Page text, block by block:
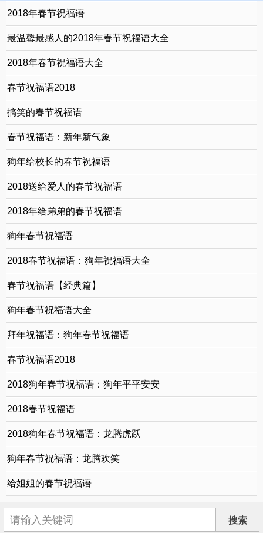
2018年春节祝福语
最温馨最感人的2018年春节祝福语大全
2018年春节祝福语大全
春节祝福语2018
搞笑的春节祝福语
春节祝福语：新年新气象
狗年给校长的春节祝福语
2018送给爱人的春节祝福语
2018年给弟弟的春节祝福语
狗年春节祝福语
2018春节祝福语：狗年祝福语大全
春节祝福语【经典篇】
狗年春节祝福语大全
拜年祝福语：狗年春节祝福语
春节祝福语2018
2018狗年春节祝福语：狗年平平安安
2018春节祝福语
2018狗年春节祝福语：龙腾虎跃
狗年春节祝福语：龙腾欢笑
给姐姐的春节祝福语